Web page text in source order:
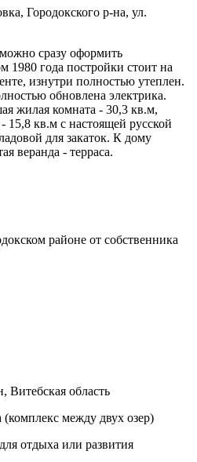
Городокского р-на, ул.
сразу оформить
года постройки стоит на
изнутри полностью утеплен.
обновлена электрика.
жилая комната - 30,3 кв.м,
15,8 кв.м с настоящей русской
для закаток. К дому
веранда - терраса.
районе от собственника
Витебская область
между двух озер)
отдыха или развития